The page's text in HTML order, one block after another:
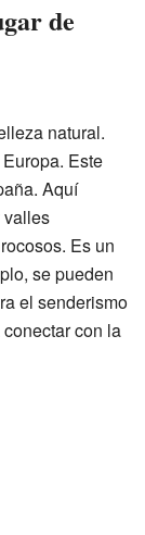
de
natural.
Este
Aquí
valles
Es un
se pueden
el senderismo
con la